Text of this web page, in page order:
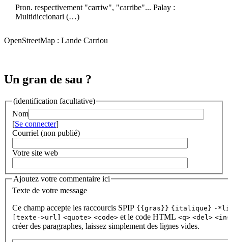
Pron. respectivement "carriw", "carribe"... Palay :
Multidiccionari (…)
OpenStreetMap : Lande Carriou
Un gran de sau ?
(identification facultative)
Nom
[Se connecter]
Courriel (non publié)
Votre site web
Ajoutez votre commentaire ici
Texte de votre message
Ce champ accepte les raccourcis SPIP {{gras}} {italique} -
[texte->url]
<quote> <code> et le code HTML <q> <del>
créer des paragraphes, laissez simplement des lignes vides.